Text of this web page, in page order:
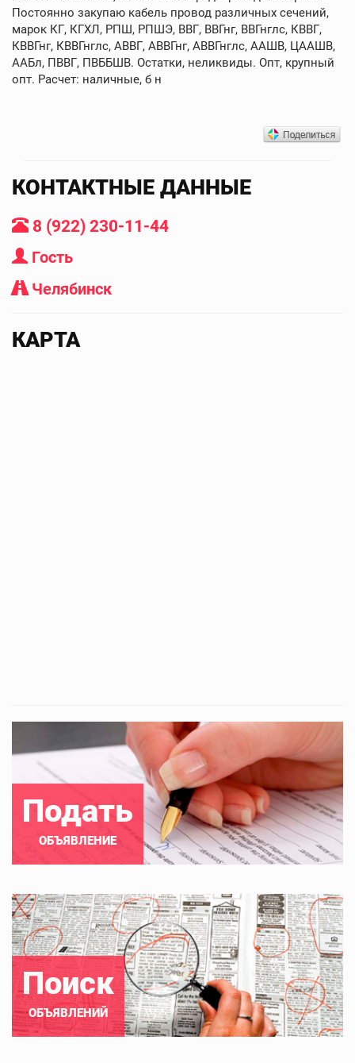
Постоянно закупаю кабель провод различных сечений,
марок КГ, КГХЛ, РПШ, РПШЭ, ВВГ, ВВГнг, ВВГнглс, КВВГ,
КВВГнг, КВВГнглс, АВВГ, АВВГнг, АВВГнглс, ААШВ, ЦААШВ,
ААБл, ПВВГ, ПВББШВ. Остатки, неликвиды. Опт, крупный
опт. Расчет: наличные, б н
КОНТАКТНЫЕ ДАННЫЕ
8 (922) 230-11-44
Гость
Челябинск
КАРТА
Подать
ОБЪЯВЛЕНИЕ
Поиск
ОБЪЯВЛЕНИЙ